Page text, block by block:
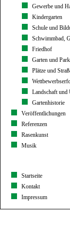
Gewerbe und
Kindergarten
Schule und
Schwimmbad,
Friedhof
Garten und Park
Plätze und
Landschaft und
Gartenhistorie
Veröffentlichungen
Referenzen
Rasenkunst
Musik
Startseite
Kontakt
Impressum